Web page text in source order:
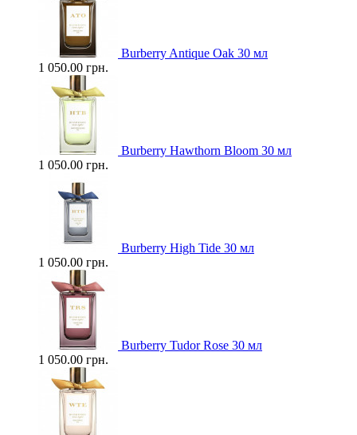
Burberry Antique Oak 30 мл
1 050.00 грн.
Burberry Hawthorn Bloom 30 мл
1 050.00 грн.
Burberry High Tide 30 мл
1 050.00 грн.
Burberry Tudor Rose 30 мл
1 050.00 грн.